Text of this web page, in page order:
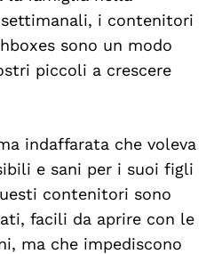
i contenitori
sono un modo
piccoli a crescere
indaffarata che voleva
e sani per i suoi figli
contenitori sono
facili da aprire con le
ma che impediscono